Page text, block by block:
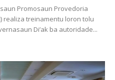
Promosaun Provedoria
realiza treinamentu loron tolu
Di’ak ba autoridade...